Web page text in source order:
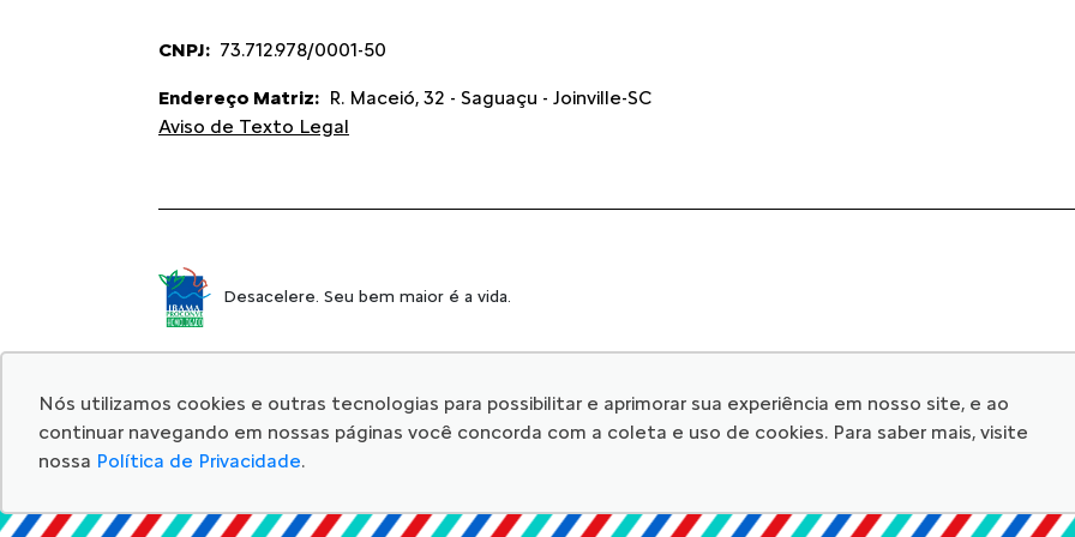
CNPJ: 73.712.978/0001-50
Endereço Matriz: R. Maceió, 32 - Saguaçu - Joinville-SC
Aviso de Texto Legal
Desacelere. Seu bem maior é a vida.
Nós utilizamos cookies e outras tecnologias para possibilitar e aprimorar sua experiência em nosso site, e ao
continuar navegando em nossas páginas você concorda com a coleta e uso de cookies. Para saber mais, visite
nossa Política de Privacidade.